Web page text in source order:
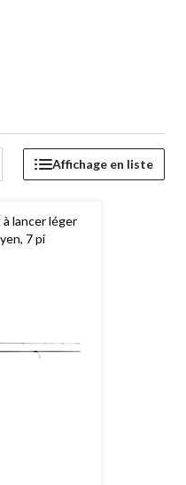
Affichage en liste
lancer léger
7 pi